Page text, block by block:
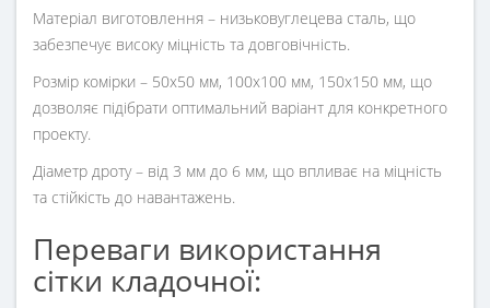
Матеріал виготовлення – низьковуглецева сталь, що
забезпечує високу міцність та довговічність.
Розмір комірки – 50х50 мм, 100х100 мм, 150х150 мм, що
дозволяє підібрати оптимальний варіант для конкретного
проекту.
Діаметр дроту – від 3 мм до 6 мм, що впливає на міцність
та стійкість до навантажень.
Переваги використання
сітки кладочної: